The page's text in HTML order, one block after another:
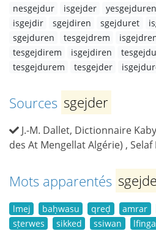
nesgejdur
isgejder yesgejduren
isgejdir
sgejdiren sgejduret
sgejduren
tesgejdrem
tesgejdirem
isgejdiren
tesgejdurem
tesgejder
Sources sgejder
J.-M. Dallet, Dictionnaire
des At Mengellat Algérie) , Selaf
Mots apparentés
lmej baḥwasu qreḍ amrar
sṭerwes
sikked ssiwan lfinga